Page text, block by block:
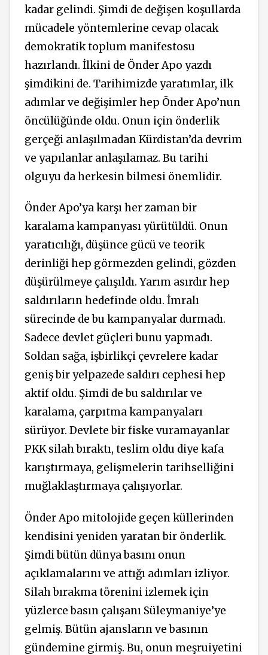
kadar gelindi. Şimdi de değişen koşullarda
mücadele yöntemlerine cevap olacak
demokratik toplum manifestosu
hazırlandı. İlkini de Önder Apo yazdı
şimdikini de. Tarihimizde yaratımlar, ilk
adımlar ve değişimler hep Önder Apo’nun
öncülüğünde oldu. Onun için önderlik
gerçeği anlaşılmadan Kürdistan’da devrim
ve yapılanlar anlaşılamaz. Bu tarihi
olguyu da herkesin bilmesi önemlidir.
Önder Apo’ya karşı her zaman bir
karalama kampanyası yürütüldü. Onun
yaratıcılığı, düşünce gücü ve teorik
derinliği hep görmezden gelindi, gözden
düşürülmeye çalışıldı. Yarım asırdır hep
saldırıların hedefinde oldu. İmralı
sürecinde de bu kampanyalar durmadı.
Sadece devlet güçleri bunu yapmadı.
Soldan sağa, işbirlikçi çevrelere kadar
geniş bir yelpazede saldırı cephesi hep
aktif oldu. Şimdi de bu saldırılar ve
karalama, çarpıtma kampanyaları
sürüyor. Devlete bir fiske vuramayanlar
PKK silah bıraktı, teslim oldu diye kafa
karıştırmaya, gelişmelerin tarihselliğini
muğlaklaştırmaya çalışıyorlar.
Önder Apo mitolojide geçen küllerinden
kendisini yeniden yaratan bir önderlik.
Şimdi bütün dünya basını onun
açıklamalarını ve attığı adımları izliyor.
Silah bırakma törenini izlemek için
yüzlerce basın çalışanı Süleymaniye’ye
gelmiş. Bütün ajansların ve basının
gündemine girmiş. Bu, onun meşruiyetini